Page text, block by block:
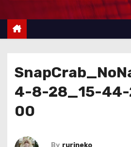
4-8-28_15-44-
00
By rurineko